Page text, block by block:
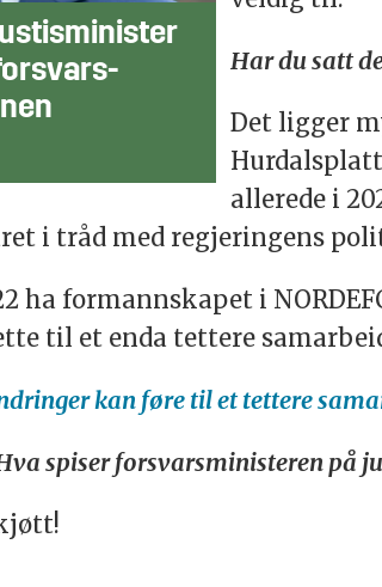
Har du satt
Det ligger
allerede i
i tråd med regjeringens
ha formannskapet i
til et enda tettere
kan føre til et tettere
spiser forsvarsministeren på